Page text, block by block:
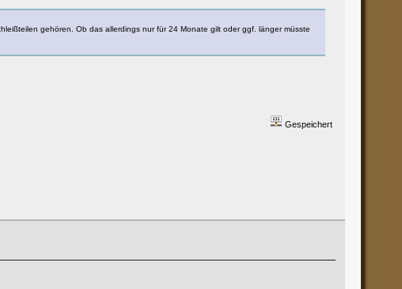
gehören. Ob das allerdings nur für 24 Monate gilt oder ggf. länger müsste
Gespeichert